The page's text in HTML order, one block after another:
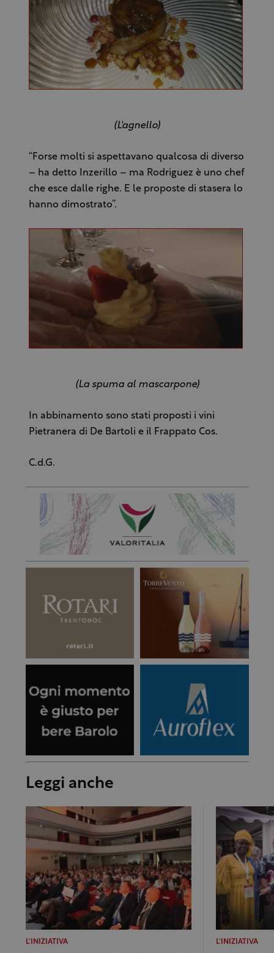
(L'agnello)
“Forse molti si aspettavano qualcosa di diverso
– ha detto Inzerillo – ma Rodriguez è uno chef
che esce dalle righe. E le proposte di stasera lo
hanno dimostrato”.
(La spuma al mascarpone)
In abbinamento sono stati proposti i vini
Pietranera di De Bartoli e il Frappato Cos.
C.d.G.
Leggi anche
L'INIZIATIVA L'INIZIATIVA